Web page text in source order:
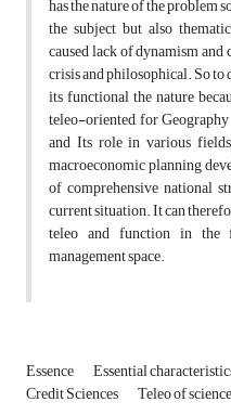
has the nature of the problem
the subject but also
caused lack of dynamism
crisis and philosophical. So
its functional the nature
teleo-oriented, for
and Its role in various
macroeconomic planning
of comprehensive national
current situation. It can
teleo and function in the
management space.
Essence Essential
Credit Sciences Teleo of